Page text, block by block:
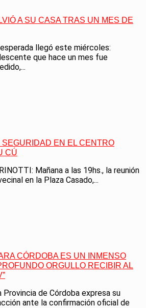
A SU CASA TRAS UN MES DE
llegó este miércoles:
que hace un mes fue
SEGURIDAD EN EL CENTRO
CÚ
Mañana a las 19hs., la reunión
en la Plaza Casado,...
CÓRDOBA ES UN INMENSO
ORGULLO RECIBIR AL
Provincia de Córdoba expresa su
ante la confirmación oficial de